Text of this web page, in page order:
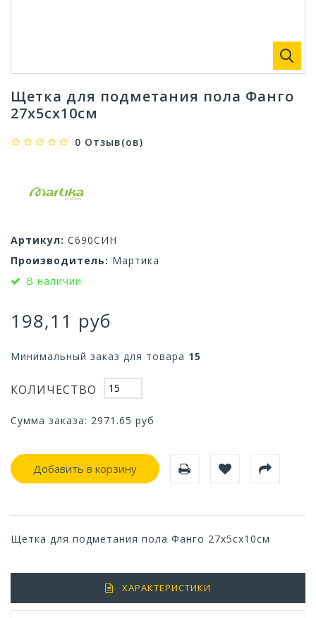
Щетка для подметания пола Фанго
27х5сх10см
0 Отзыв(ов)
Артикул: С690СИН
Производитель: Мартика
В наличии
198,11 руб
Минимальный заказ для товара 15
КОЛИЧЕСТВО
Сумма заказа: 2971.65 руб
Добавить в корзину
Щетка для подметания пола Фанго 27х5сх10см
ХАРАКТЕРИСТИКИ